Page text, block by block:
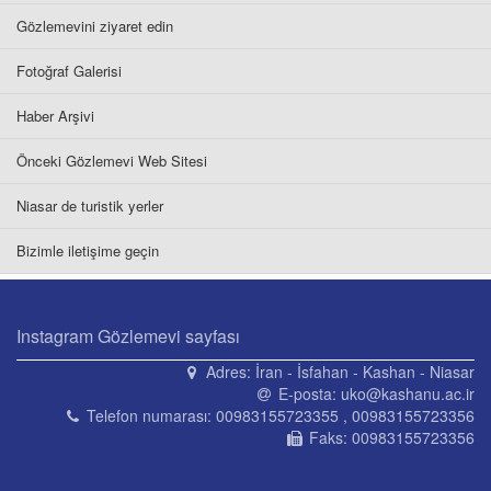
Gözlemevini ziyaret edin
Fotoğraf Galerisi
Haber Arşivi
Önceki Gözlemevi Web Sitesi
Niasar de turistik yerler
Bizimle iletişime geçin
Instagram Gözlemevi sayfası
Adres: İran - İsfahan - Kashan - Niasar
E-posta: uko@kashanu.ac.ir
Telefon numarası: 00983155723355 , 00983155723356
Faks: 00983155723356